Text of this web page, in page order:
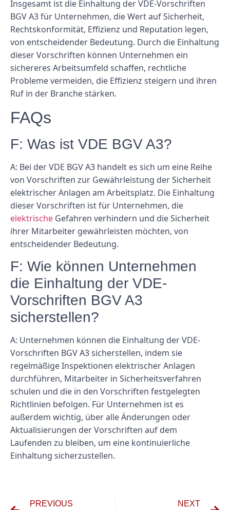
Insgesamt ist die Einhaltung der VDE-Vorschriften
BGV A3 für Unternehmen, die Wert auf Sicherheit,
Rechtskonformität, Effizienz und Reputation legen,
von entscheidender Bedeutung. Durch die Einhaltung
dieser Vorschriften können Unternehmen ein
sichereres Arbeitsumfeld schaffen, rechtliche
Probleme vermeiden, die Effizienz steigern und ihren
Ruf in der Branche stärken.
FAQs
F: Was ist VDE BGV A3?
A: Bei der VDE BGV A3 handelt es sich um eine Reihe
von Vorschriften zur Gewährleistung der Sicherheit
elektrischer Anlagen am Arbeitsplatz. Die Einhaltung
dieser Vorschriften ist für Unternehmen, die
elektrische Gefahren verhindern und die Sicherheit
ihrer Mitarbeiter gewährleisten möchten, von
entscheidender Bedeutung.
F: Wie können Unternehmen
die Einhaltung der VDE-
Vorschriften BGV A3
sicherstellen?
A: Unternehmen können die Einhaltung der VDE-
Vorschriften BGV A3 sicherstellen, indem sie
regelmäßige Inspektionen elektrischer Anlagen
durchführen, Mitarbeiter in Sicherheitsverfahren
schulen und die in den Vorschriften festgelegten
Richtlinien befolgen. Für Unternehmen ist es
außerdem wichtig, über alle Änderungen oder
Aktualisierungen der Vorschriften auf dem
Laufenden zu bleiben, um eine kontinuierliche
Einhaltung sicherzustellen.
PREVIOUS NEXT